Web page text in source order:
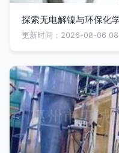
探索无电解镍与环保化
更新时间：2026-08-06